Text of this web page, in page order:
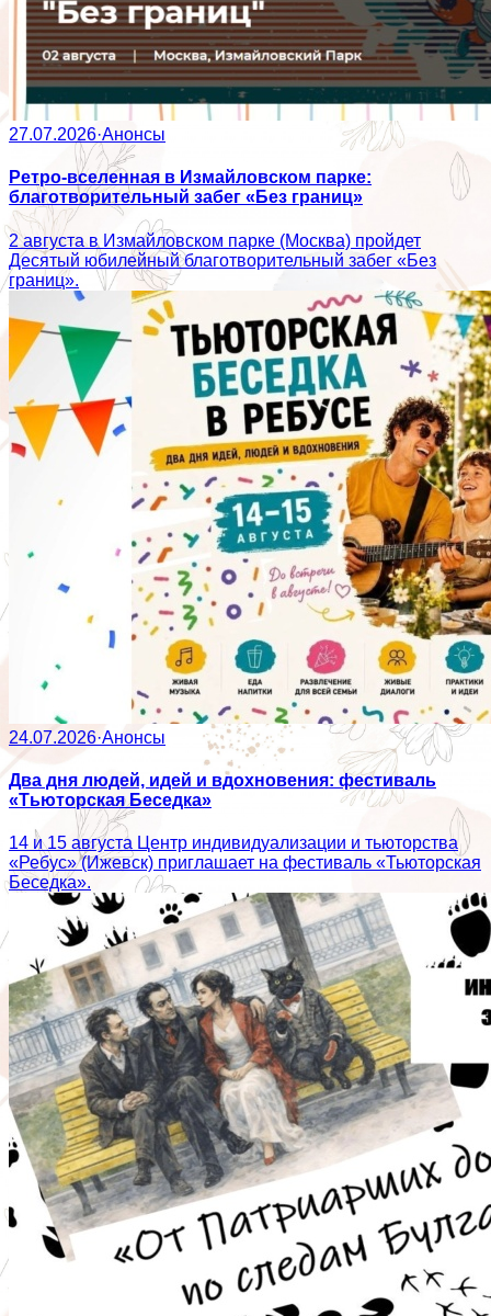
27.07.2026·Анонсы
Ретро-вселенная в Измайловском парке:
благотворительный забег «Без границ»
2 августа в Измайловском парке (Москва) пройдет
Десятый юбилейный благотворительный забег «Без
границ».
24.07.2026·Анонсы
Два дня людей, идей и вдохновения: фестиваль
«Тьюторская Беседка»
14 и 15 августа Центр индивидуализации и тьюторства
«Ребус» (Ижевск) приглашает на фестиваль «Тьюторская
Беседка».